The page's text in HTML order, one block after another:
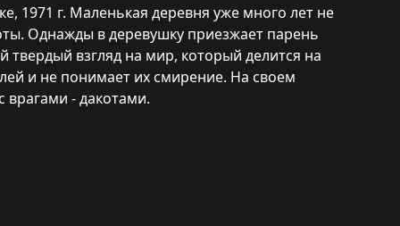
1971 г. Маленькая деревня уже много лет не
Однажды в деревушку приезжает парень
твердый взгляд на мир, который делится на
и не понимает их смирение. На своем
врагами - дакотами.